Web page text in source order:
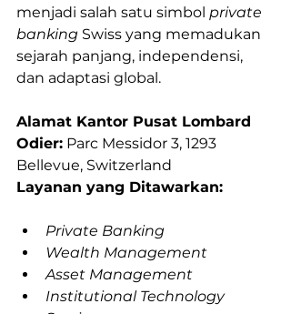
menjadi salah satu simbol private
banking Swiss yang memadukan
sejarah panjang, independensi,
dan adaptasi global.
Alamat Kantor Pusat Lombard
Odier: Parc Messidor 3, 1293
Bellevue, Switzerland
Layanan yang Ditawarkan:
Private Banking
Wealth Management
Asset Management
Institutional Technology